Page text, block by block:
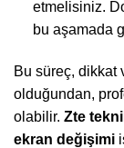
etmelisiniz.
bu aşamada
Bu süreç, dikkat
olduğundan,
olabilir. Zte
ekran değişimi